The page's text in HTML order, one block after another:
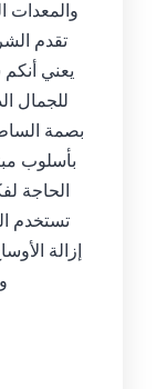
والمعدات
تقدم
يعني
للجمال
بصمة
بأسلوب
الحاجة
تستخدم
إزالة